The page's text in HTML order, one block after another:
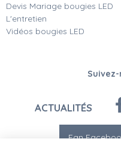
Devis Mariage bougies LED
L'entretien
Vidéos bougies LED
ACTUALITÉS
Fan